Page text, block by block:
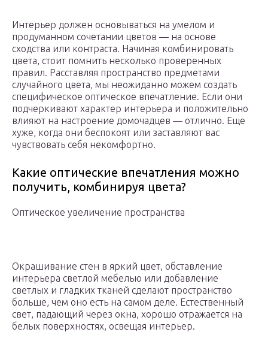
Интерьер должен основываться на умелом и
продуманном сочетании цветов — на основе
сходства или контраста. Начиная комбинировать
цвета, стоит помнить несколько проверенных
правил. Расставляя пространство предметами
случайного цвета, мы неожиданно можем создать
специфическое оптическое впечатление. Если они
подчеркивают характер интерьера и положительно
влияют на настроение домочадцев — отлично. Еще
хуже, когда они беспокоят или заставляют вас
чувствовать себя некомфортно.
Какие оптические впечатления можно
получить, комбинируя цвета?
Оптическое увеличение пространства
Окрашивание стен в яркий цвет, обставление
интерьера светлой мебелью или добавление
светлых и гладких тканей сделают пространство
больше, чем оно есть на самом деле. Естественный
свет, падающий через окна, хорошо отражается на
белых поверхностях, освещая интерьер.